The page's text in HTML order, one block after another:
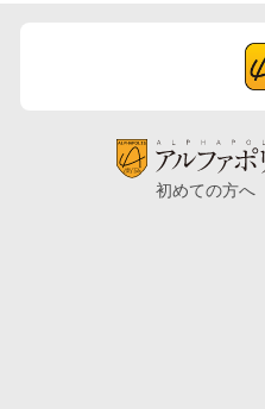
初めての方へ